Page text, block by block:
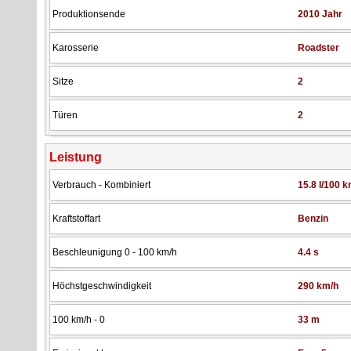
Produktionsende 2010 Jahr
Karosserie Roadster
Sitze 2
Türen 2
Leistung
Verbrauch - Kombiniert 15.8 l/100
Kraftstoffart Benzin
Beschleunigung 0 - 100 km/h 4.4 s
Höchstgeschwindigkeit 290 km/h
100 km/h - 0 33 m